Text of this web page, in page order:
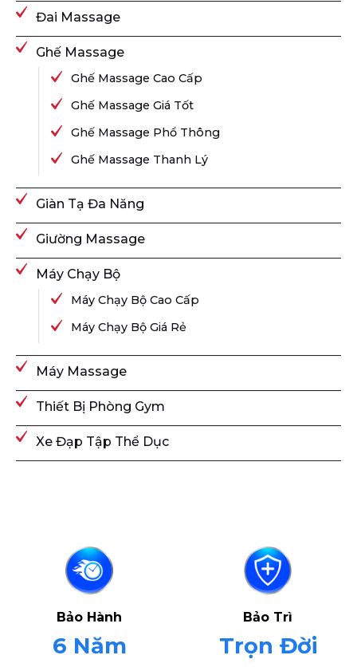
Đai Massage
Ghế Massage
Ghế Massage Cao Cấp
Ghế Massage Giá Tốt
Ghế Massage Phổ Thông
Ghế Massage Thanh Lý
Giàn Tạ Đa Năng
Giường Massage
Máy Chạy Bộ
Máy Chạy Bộ Cao Cấp
Máy Chạy Bộ Giá Rẻ
Máy Massage
Thiết Bị Phòng Gym
Xe Đạp Tập Thể Dục
Bảo Hành
6 Năm
Bảo Trì
Trọn Đời